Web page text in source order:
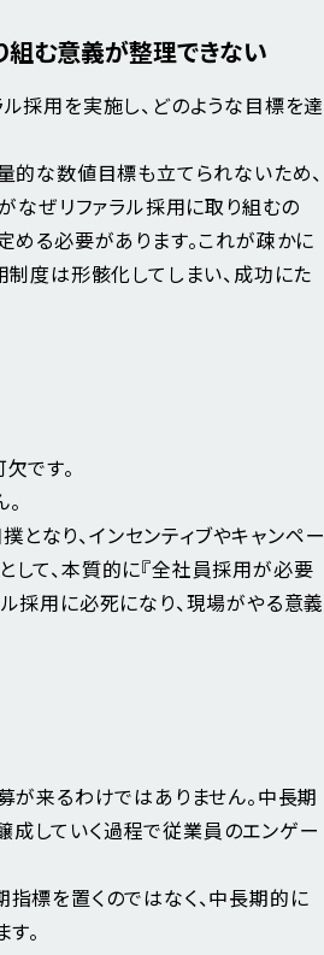
組む意義が整理できない
採用を実施し、 どのような目標を達
的な数値目標も立てられないため、
なぜリファラル採用に取り組むの
める必要があります。これが疎かに
制度は形骸化してしまい、成功にた
です。
なり、インセンティブやキャンペー
して、本質的に『全社員採用が必要
採用に必死になり、現場がやる意義
が来るわけではありません。中長期
していく過程で従業員のエンゲー
標を置くのではなく、中長期的に
。